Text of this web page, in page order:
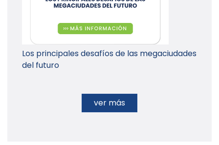
Los principales desafíos de las megaciudades
del futuro
ver más